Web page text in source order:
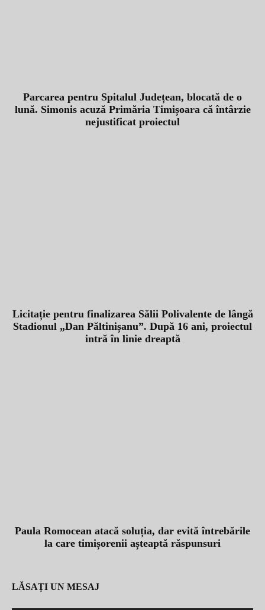
Parcarea pentru Spitalul Județean, blocată de o
lună. Simonis acuză Primăria Timișoara că întârzie
nejustificat proiectul
Licitație pentru finalizarea Sălii Polivalente de lângă
Stadionul „Dan Păltinișanu”. După 16 ani, proiectul
intră în linie dreaptă
Paula Romocean atacă soluția, dar evită întrebările
la care timișorenii așteaptă răspunsuri
LĂSAȚI UN MESAJ